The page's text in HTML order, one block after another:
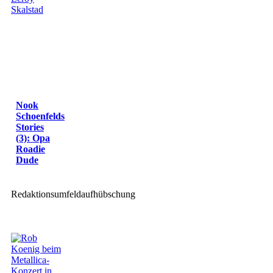
Nook
Schoenfelds
Stories
(3): Opa
Roadie
Dude
Redaktionsumfeldaufhübschung